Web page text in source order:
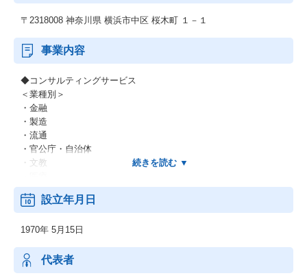
〒2318008 神奈川県 横浜市中区 桜木町 １－１
事業内容
◆コンサルティングサービス
＜業種別＞
・金融
・製造
・流通
・官公庁・自治体
・文教
・他
＜業務別＞
・CRM
・SFA
・SCM
・ERP
設立年月日
1970年 5月15日
代表者